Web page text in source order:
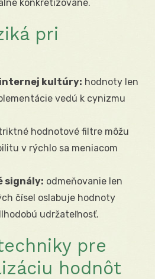
konkretizované.
pri
kultúry: hodnoty len
vedú k cynizmu
hodnotové filtre môžu
v rýchlo sa meniacom
signály: odmeňovanie len
čísel oslabuje hodnoty
udržateľnosť.
pre
hodnôt